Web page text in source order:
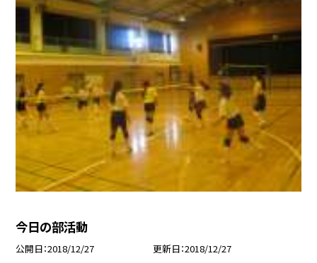
今日の部活動
公開日 2018/12/27 更新日 2018/12/27